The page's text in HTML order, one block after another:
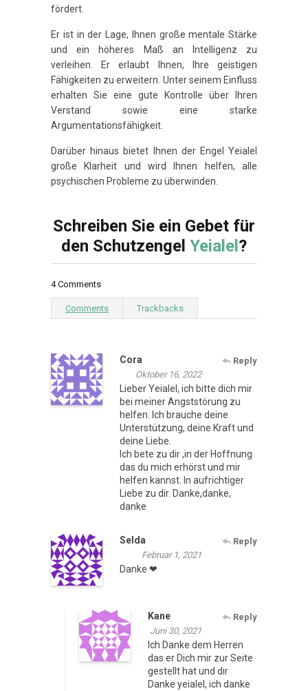
fördert.
Er ist in der Lage, Ihnen große mentale Stärke
und ein höheres Maß an Intelligenz zu
verleihen. Er erlaubt Ihnen, Ihre geistigen
Fähigkeiten zu erweitern. Unter seinem Einfluss
erhalten Sie eine gute Kontrolle über Ihren
Verstand sowie eine starke
Argumentationsfähigkeit.
Darüber hinaus bietet Ihnen der Engel Yeialel
große Klarheit und wird Ihnen helfen, alle
psychischen Probleme zu überwinden.
Schreiben Sie ein Gebet für
den Schutzengel Yeialel ?
4 Comments
Comments Trackbacks
Cora
Reply
Oktober 16, 2022
Lieber Yeialel, ich bitte dich mir
bei meiner Angststörung zu
helfen. Ich brauche deine
Unterstützung, deine Kraft und
deine Liebe.
Ich bete zu dir ,in der Hoffnung
das du mich erhörst und mir
helfen kannst. In aufrichtiger
Liebe zu dir. Danke,danke,
danke
Selda
Reply
Februar 1, 2021
Danke ❤
Kane
Reply
Juni 30, 2021
Ich Danke dem Herren
das er Dich mir zur Seite
gestellt hat und dir
Danke yeialel, ich danke